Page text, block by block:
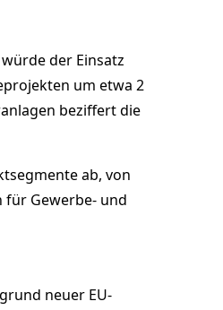
würde der Einsatz
um etwa 2
beziffert die
ab, von
für Gewerbe- und
neuer EU-